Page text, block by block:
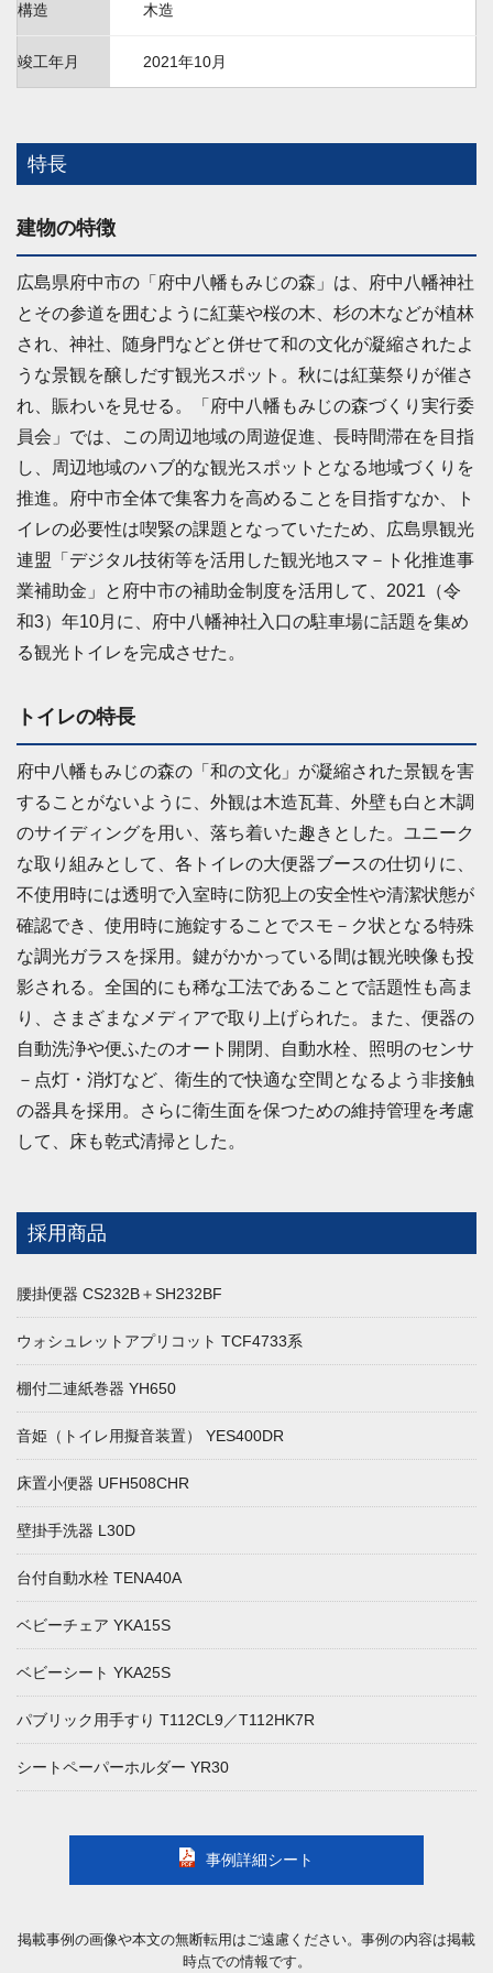
構造 木造
竣工年月 2021年10月
特長
建物の特徴
広島県府中市の「府中八幡もみじの森」は、府中八幡神社
とその参道を囲むように紅葉や桜の木、杉の木などが植林
され、神社、随身門などと併せて和の文化が凝縮されたよ
うな景観を醸しだす観光スポット。秋には紅葉祭りが催さ
れ、賑わいを見せる。「府中八幡もみじの森づくり実行委
員会」では、この周辺地域の周遊促進、長時間滞在を目指
し、周辺地域のハブ的な観光スポットとなる地域づくりを
推進。府中市全体で集客力を高めることを目指すなか、ト
イレの必要性は喫緊の課題となっていたため、広島県観光
連盟「デジタル技術等を活用した観光地スマ－ト化推進事
業補助金」と府中市の補助金制度を活用して、2021（令
和3）年10月に、府中八幡神社入口の駐車場に話題を集め
る観光トイレを完成させた。
トイレの特長
府中八幡もみじの森の「和の文化」が凝縮された景観を害
することがないように、外観は木造瓦葺、外壁も白と木調
のサイディングを用い、落ち着いた趣きとした。ユニーク
な取り組みとして、各トイレの大便器ブースの仕切りに、
不使用時には透明で入室時に防犯上の安全性や清潔状態が
確認でき、使用時に施錠することでスモ－ク状となる特殊
な調光ガラスを採用。鍵がかかっている間は観光映像も投
影される。全国的にも稀な工法であることで話題性も高ま
り、さまざまなメディアで取り上げられた。また、便器の
自動洗浄や便ふたのオート開閉、自動水栓、照明のセンサ
－点灯・消灯など、衛生的で快適な空間となるよう非接触
の器具を採用。さらに衛生面を保つための維持管理を考慮
して、床も乾式清掃とした。
採用商品
腰掛便器 CS232B＋SH232BF
ウォシュレットアプリコット TCF4733系
棚付二連紙巻器 YH650
音姫（トイレ用擬音装置） YES400DR
床置小便器 UFH508CHR
壁掛手洗器 L30D
台付自動水栓 TENA40A
ベビーチェア YKA15S
ベビーシート YKA25S
パブリック用手すり T112CL9／T112HK7R
シートペーパーホルダー YR30
事例詳細シート
掲載事例の画像や本文の無断転用はご遠慮ください。事例の内容は掲載
時点での情報です。